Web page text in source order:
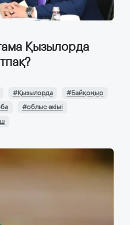
Қызылорда
#Қызылорда
#Байқоңыр
#облыс әкімі